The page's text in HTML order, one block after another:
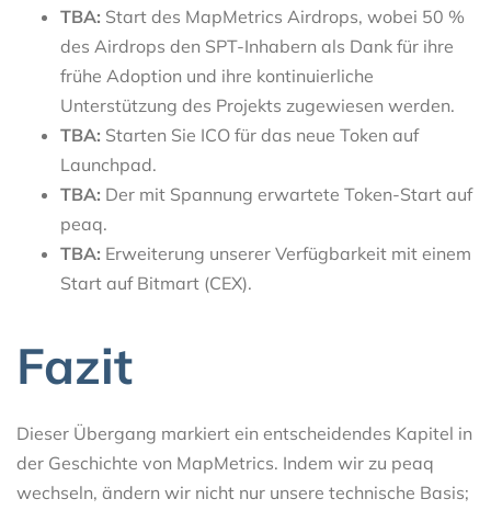
TBA: Start des MapMetrics Airdrops, wobei 50 %
des Airdrops den SPT-Inhabern als Dank für ihre
frühe Adoption und ihre kontinuierliche
Unterstützung des Projekts zugewiesen werden.
TBA: Starten Sie ICO für das neue Token auf
Launchpad.
TBA: Der mit Spannung erwartete Token-Start auf
peaq.
TBA: Erweiterung unserer Verfügbarkeit mit einem
Start auf Bitmart (CEX).
Fazit
Dieser Übergang markiert ein entscheidendes Kapitel in
der Geschichte von MapMetrics. Indem wir zu peaq
wechseln, ändern wir nicht nur unsere technische Basis;